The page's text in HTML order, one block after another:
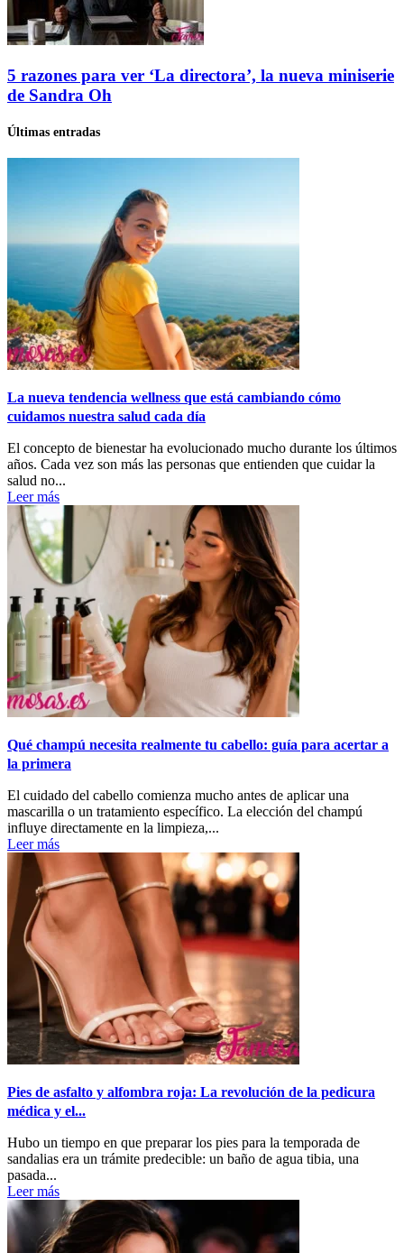
5 razones para ver ‘La directora’, la nueva miniserie
de Sandra Oh
Últimas entradas
La nueva tendencia wellness que está cambiando cómo
cuidamos nuestra salud cada día
El concepto de bienestar ha evolucionado mucho durante los últimos
años. Cada vez son más las personas que entienden que cuidar la
salud no...
Leer más
Qué champú necesita realmente tu cabello: guía para acertar a
la primera
El cuidado del cabello comienza mucho antes de aplicar una
mascarilla o un tratamiento específico. La elección del champú
influye directamente en la limpieza,...
Leer más
Pies de asfalto y alfombra roja: La revolución de la pedicura
médica y el...
Hubo un tiempo en que preparar los pies para la temporada de
sandalias era un trámite predecible: un baño de agua tibia, una
pasada...
Leer más